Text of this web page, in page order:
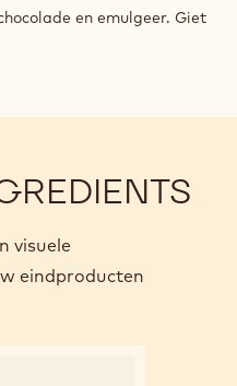
en emulgeer. Giet
visuele
eindproducten